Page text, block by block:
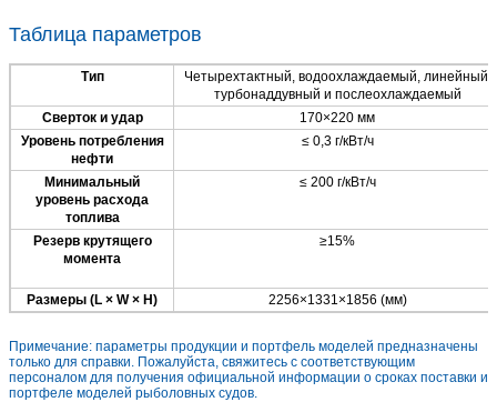
Таблица параметров
Тип
Четырехтактный, водоохлаждаемый, линейный,
турбонаддувный и послеохлаждаемый
Сверток и удар
170×220 мм
Уровень потребления
нефти
≤ 0,3 г/кВт/ч
Минимальный
уровень расхода
топлива
≤ 200 г/кВт/ч
Резерв крутящего
момента
≥15%
Размеры (L × W × H) 2256×1331×1856 (мм)
Примечание: параметры продукции и портфель моделей предназначены
только для справки. Пожалуйста, свяжитесь с соответствующим
персоналом для получения официальной информации о сроках поставки и
портфеле моделей рыболовных судов.